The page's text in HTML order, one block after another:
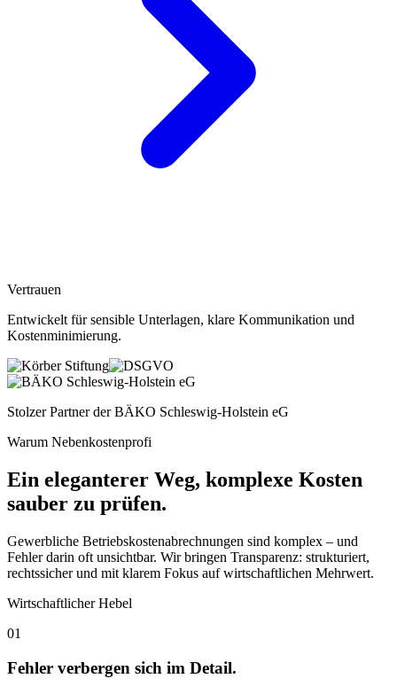
Vertrauen
Entwickelt für sensible Unterlagen, klare Kommunikation und
Kostenminimierung.
Stolzer Partner der BÄKO Schleswig-Holstein eG
Warum Nebenkostenprofi
Ein eleganterer Weg, komplexe Kosten
sauber zu prüfen.
Gewerbliche Betriebskostenabrechnungen sind komplex – und
Fehler darin oft unsichtbar. Wir bringen Transparenz: strukturiert,
rechtssicher und mit klarem Fokus auf wirtschaftlichen Mehrwert.
Wirtschaftlicher Hebel
01
Fehler verbergen sich im Detail.